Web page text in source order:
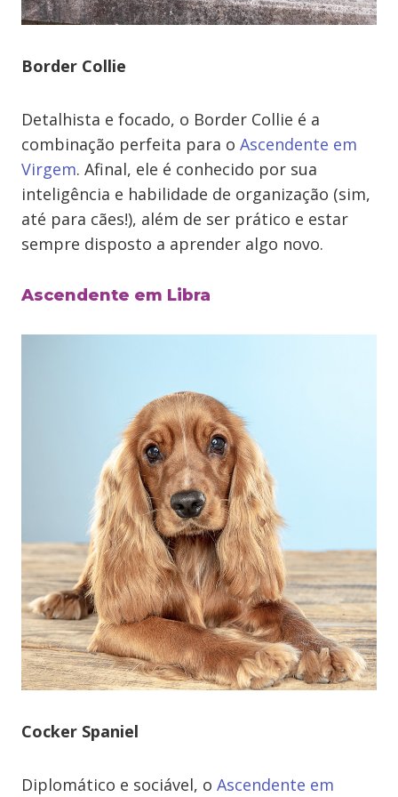
Border Collie
Detalhista e focado, o Border Collie é a
combinação perfeita para o Ascendente em
Virgem. Afinal, ele é conhecido por sua
inteligência e habilidade de organização (sim,
até para cães!), além de ser prático e estar
sempre disposto a aprender algo novo.
Ascendente em Libra
Cocker Spaniel
Diplomático e sociável, o Ascendente em